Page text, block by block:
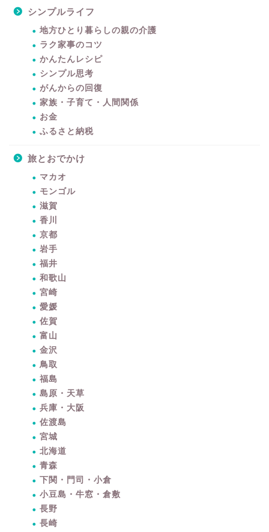
シンプルライフ
地方ひとり暮らしの親の介護
ラク家事のコツ
かんたんレシピ
シンプル思考
がんからの回復
家族・子育て・人間関係
お金
ふるさと納税
旅とおでかけ
マカオ
モンゴル
滋賀
香川
京都
岩手
福井
和歌山
宮崎
愛媛
佐賀
富山
金沢
鳥取
福島
島原・天草
兵庫・大阪
佐渡島
宮城
北海道
青森
下関・門司・小倉
小豆島・牛窓・倉敷
長野
長崎